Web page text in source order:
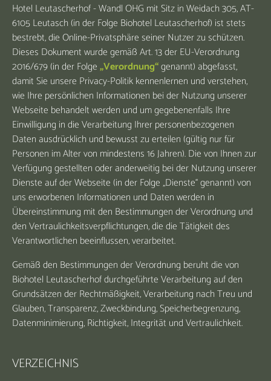
Hotel Leutascherhof - Wandl OHG mit Sitz in Weidach 305, AT-
6105 Leutasch (in der Folge Biohotel Leutascherhof) ist stets
bestrebt, die Online-Privatsphäre seiner Nutzer zu schützen.
Dieses Dokument wurde gemäß Art. 13 der EU-Verordnung
2016/679 (in der Folge„Verordnung“genannt) abgefasst,
damit Sie unsere Privacy-Politik kennenlernen und verstehen,
wie Ihre persönlichen Informationen bei der Nutzung unserer
Webseite behandelt werden und um gegebenenfalls Ihre
Einwilligung in die Verarbeitung Ihrer personenbezogenen
Daten ausdrücklich und bewusst zu erteilen (gültig nur für
Personen im Alter von mindestens 16 Jahren). Die von Ihnen zur
Verfügung gestellten oder anderweitig bei der Nutzung unserer
Dienste auf der Webseite (in der Folge „Dienste“ genannt) von
uns erworbenen Informationen und Daten werden in
Übereinstimmung mit den Bestimmungen der Verordnung und
den Vertraulichkeitsverpflichtungen, die die Tätigkeit des
Verantwortlichen beeinflussen, verarbeitet.
Gemäß den Bestimmungen der Verordnung beruht die von
Biohotel Leutascherhof durchgeführte Verarbeitung auf den
Grundsätzen der Rechtmäßigkeit, Verarbeitung nach Treu und
Glauben, Transparenz, Zweckbindung, Speicherbegrenzung,
Datenminimierung, Richtigkeit, Integrität und Vertraulichkeit.
VERZEICHNIS